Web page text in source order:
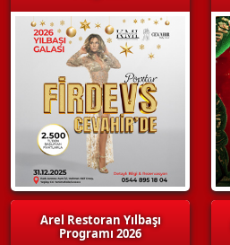
Arel Restoran Yılbaşı
Programı 2026